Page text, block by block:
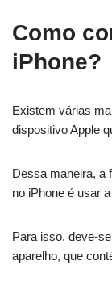
Como
iPhone?
Existem várias
dispositivo Apple
Dessa maneira, a
no iPhone é usar
Para isso, deve-
aparelho, que